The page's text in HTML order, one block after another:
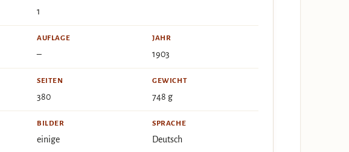
1
AUFLAGE
–
JAHR
1903
SEITEN
380
GEWICHT
748 g
BILDER
einige
SPRACHE
Deutsch